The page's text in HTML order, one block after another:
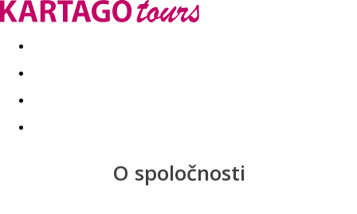
Last minute Dovolenkové kluby
O spoločnosti